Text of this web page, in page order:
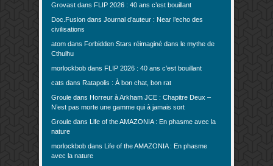
Grovast dans FLIP 2026 : 40 ans c’est bouillant
Doc.Fusion dans Journal d’auteur : Near l’echo des
civilisations
atom dans Forbidden Stars réimaginé dans le mythe de
Cthulhu
morlockbob dans FLIP 2026 : 40 ans c’est bouillant
cats dans Ratapolis : À bon chat, bon rat
Groule dans Horreur à Arkham JCE : Chapitre Deux –
N’est pas morte une gamme qui à jamais sort
Groule dans Life of the AMAZONIA : En phasme avec la
nature
morlockbob dans Life of the AMAZONIA : En phasme
avec la nature